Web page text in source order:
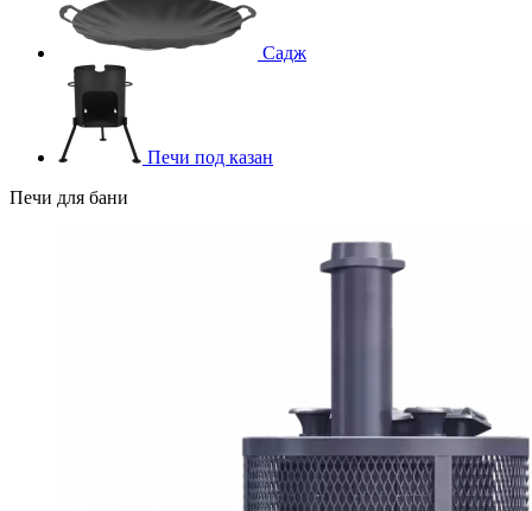
Садж
Печи под казан
Печи для бани